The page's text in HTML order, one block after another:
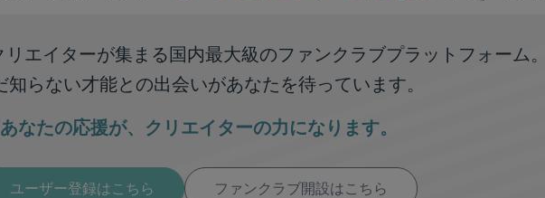
エイターが集まる国内最大級のファンクラブプラットフォーム。
知らない才能との出会いがあなたを待っています。
あなたの応援が、 クリエイターの力になります。
ユーザー登録はこちら ファンクラブ開設はこちら